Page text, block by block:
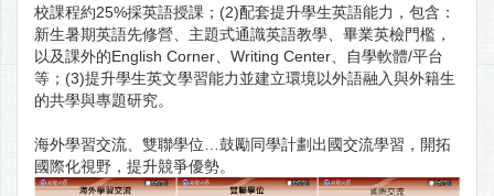
校課程約25%採英語授課；(2)配套提升學生英語能力，包含：
新生暑期英語先修營、主題式通識英語教學、畢業英檢門檻，
以及課外的English Corner、Writing Center、自學軟體/平台
等；(3)提升學生英文學習能力並建立環境以外語融入與外籍生
的共學與專題研究。
海外學習交流、雙聯學位…鼓勵同學計劃出國交流學習，開拓
國際化視野，提升競爭優勢。